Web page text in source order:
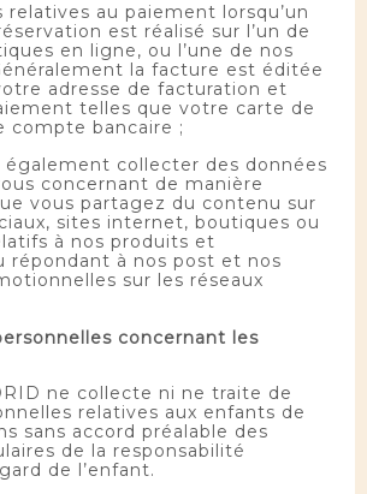
au paiement lorsqu’un
est réalisé sur l’un de
en ligne, ou l’une de nos
la facture est éditée
adresse de facturation et
telles que votre carte de
compte bancaire ;
également collecter des données
concernant de manière
vous partagez du contenu sur
sites internet, boutiques ou
à nos produits et
répondant à nos post et nos
sur les réseaux
concernant les
ne collecte ni ne traite de
relatives aux enfants de
sans accord préalable des
de la responsabilité
de l’enfant.